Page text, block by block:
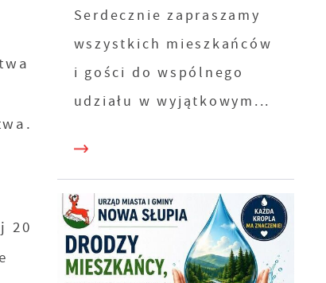
20
Serdecznie zapraszamy
wszystkich mieszkańców
i gości do wspólnego
udziału w wyjątkowym...